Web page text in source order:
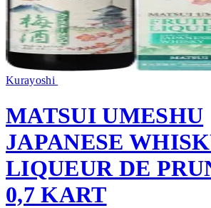
Kurayoshi
MATSUI UMESHU
JAPANESE
LIQUEUR DE
0,7 KART